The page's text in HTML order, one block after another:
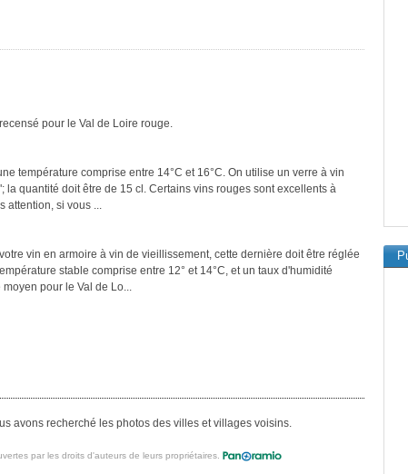
pour le Val de Loire rouge.
température comprise entre 14°C et 16°C. On utilise un verre à vin
quantité doit être de 15 cl. Certains vins rouges sont excellents à
attention, si vous ...
vin en armoire à vin de vieillissement, cette dernière doit être réglée
stable comprise entre 12° et 14°C, et un taux d'humidité
pour le Val de Lo...
avons recherché les photos des villes et villages voisins.
par les droits d'auteurs de leurs propriétaires.